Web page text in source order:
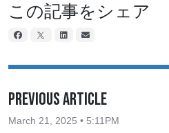
この記事をシェア
Previous Article
March 21, 2025 • 5:11PM